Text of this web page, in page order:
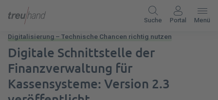
Suche Portal Menü
Digitalisierung – Technische Chancen richtig nutzen
Digitale Schnittstelle der
Finanzverwaltung für
Kassensysteme: Version 2.3